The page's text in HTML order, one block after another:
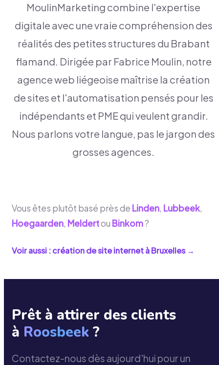
MoulinMarketing combine l'expertise
digitale avec une vraie compréhension des
réalités des petites structures du Brabant
flamand. Dirigée par Fabrice Moulin, notre
agence web liégeoise maîtrise la création
de sites et l'automatisation pensés pour les
indépendants et PME qui veulent grandir.
Nous parlons votre langue, pas le jargon des
grosses agences.
Vous êtes plutôt basé près de Linden, Lubbeek,
Hoegaarden, Meldertou Binkom?
Voir aussi : création de site internet àBruxelles→
Prêt à attirer des clients
à Roosbeek ?
Contactez-nous dès aujourd'hui pour un